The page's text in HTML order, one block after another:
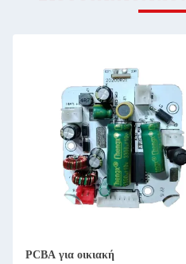
PCBA για οικιακή